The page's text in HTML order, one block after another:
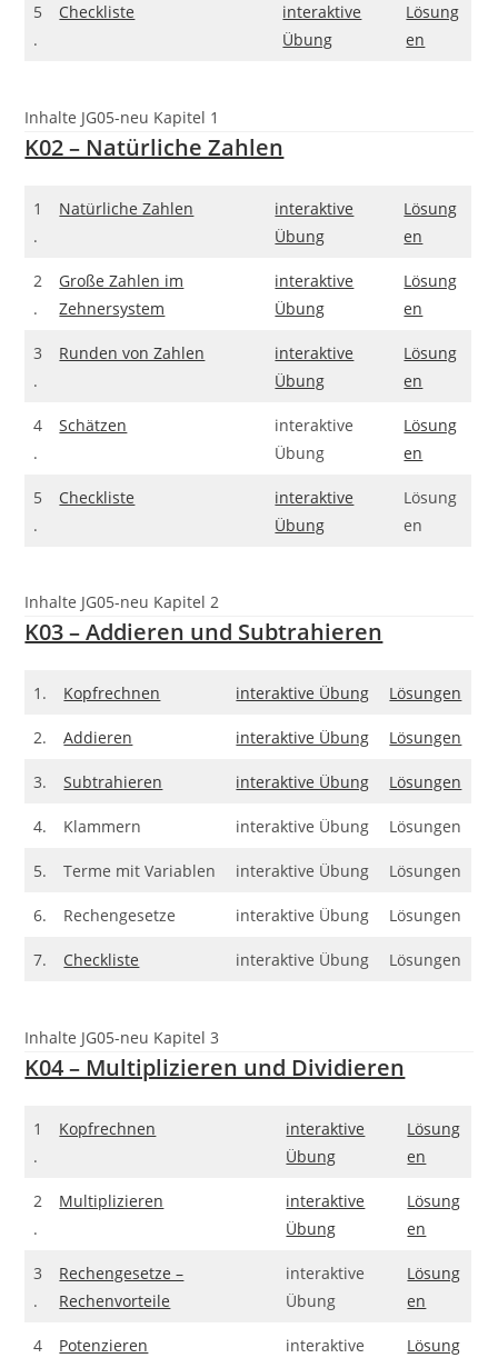
5
.
Checkliste
interaktive
Übung
Lösung
en
Inhalte JG05-neu Kapitel 1
K02 – Natürliche Zahlen
1
.
Natürliche Zahlen
interaktive
Übung
Lösung
en
2
.
Große Zahlen im
Zehnersystem
interaktive
Übung
Lösung
en
3
.
Runden von Zahlen
interaktive
Übung
Lösung
en
4
.
Schätzen
interaktive
Übung
Lösung
en
5
.
Checkliste
interaktive
Übung
Lösung
en
Inhalte JG05-neu Kapitel 2
K03 – Addieren und Subtrahieren
1. Kopfrechnen interaktive Übung Lösungen
2. Addieren interaktive Übung Lösungen
3. Subtrahieren interaktive Übung Lösungen
4. Klammern interaktive Übung Lösungen
5. Terme mit Variablen interaktive Übung Lösungen
6. Rechengesetze interaktive Übung Lösungen
7. Checkliste interaktive Übung Lösungen
Inhalte JG05-neu Kapitel 3
K04 – Multiplizieren und Dividieren
1
.
Kopfrechnen
interaktive
Übung
Lösung
en
2
.
Multiplizieren
interaktive
Übung
Lösung
en
3
.
Rechengesetze –
Rechenvorteile
interaktive
Übung
Lösung
en
4 Potenzieren interaktive Lösung